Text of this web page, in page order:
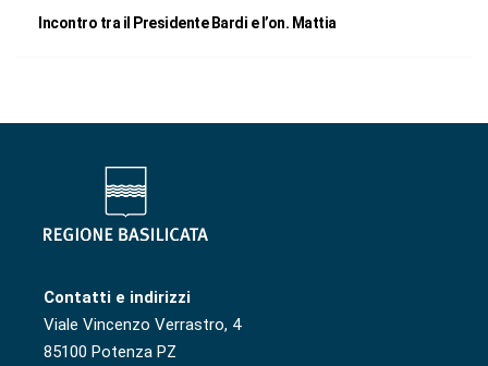
Incontro tra il Presidente Bardi e l’on. Mattia
Contatti e indirizzi
Viale Vincenzo Verrastro, 4
85100 Potenza PZ